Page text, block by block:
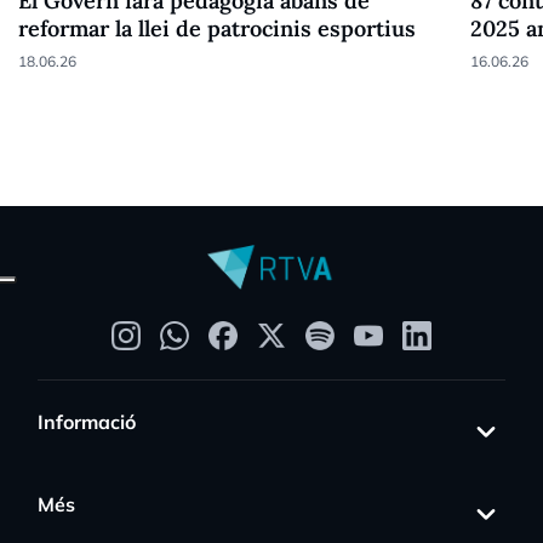
reformar la llei de patrocinis esportius
18.06.26
2025
16.06.26
Informació
Més